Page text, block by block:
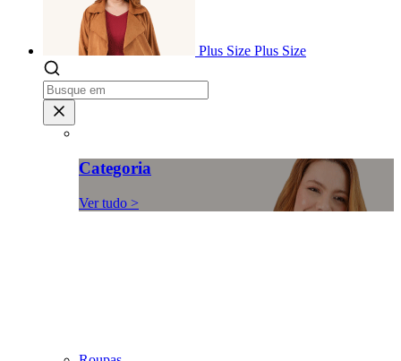
Plus Size Plus Size
Categoria
Ver tudo >